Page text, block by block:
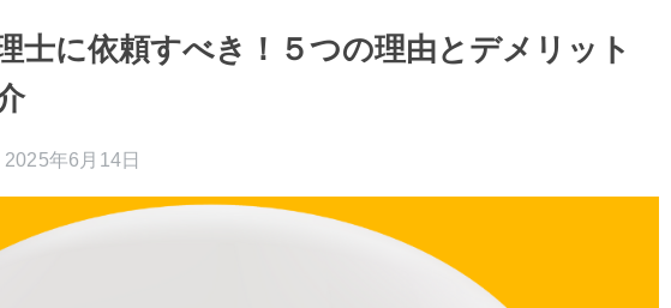
士に依頼すべき！５つの理由とデメリット
2025年6月14日